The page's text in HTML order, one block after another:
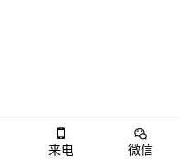
来电 微信